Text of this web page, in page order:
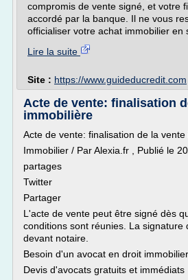
compromis de vente signé, et votre
accordé par la banque. Il ne vous
officialiser votre achat immobilier en
Lire la suite
Site : https://www.guideducredit.com
Acte de vente: finalisation
immobilière
Acte de vente: finalisation de la
Immobilier / Par Alexia.fr , Publié le
partages
Twitter
Partager
L'acte de vente peut être signé dès
conditions sont réunies. La signature
devant notaire.
Besoin d'un avocat en droit
Devis d'avocats gratuits et immédiats